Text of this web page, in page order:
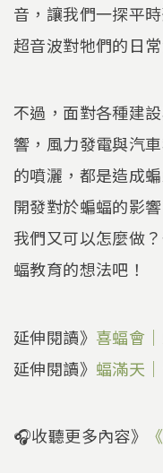
音，讓我們一探平
超音波對牠們的日
不過，面對各種建
響，風力發電與汽
的噴灑，都是造成
開發對於蝙蝠的影
我們又可以怎麼做
蝠教育的想法吧！
延伸閱讀》 喜蝠會
延伸閱讀》 蝠滿天
🎧收聽更多內容》